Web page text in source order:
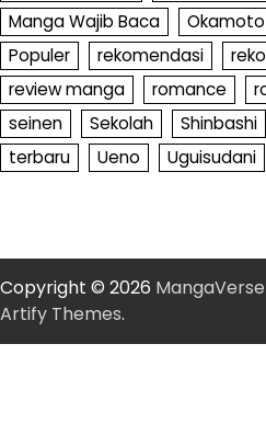
Manga Wajib Baca
Okamoto
Populer
rekomendasi
review manga
romance
seinen
Sekolah Shinbashi
terbaru
Ueno Uguisudani
Copyright © 2026 MangaVerse
Artify Themes.